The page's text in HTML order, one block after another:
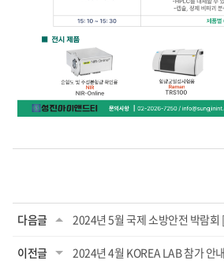
다음글 2024년 5월 국제 소방안전 박람회
이전글 2024년 4월 KOREA LAB 참가 안